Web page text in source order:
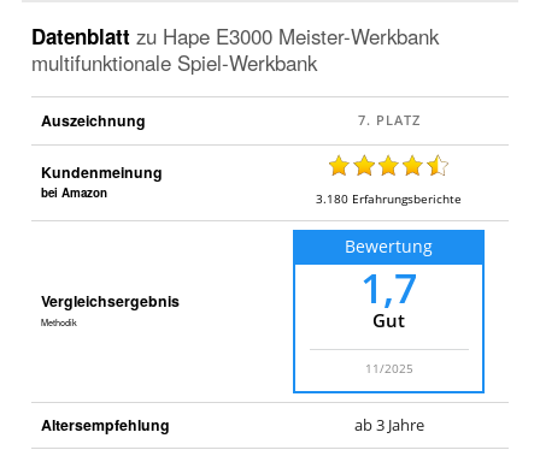
Datenblatt zu Hape E3000 Meister-Werkbank
multifunktionale Spiel-Werkbank
Auszeichnung
Kundenmeinung
bei Amazon 3.180 Erfahrungsberichte
Vergleichsergebnis
Methodik
Bewertung
1,7
Gut
11/2025
Altersempfehlung ab 3 Jahre